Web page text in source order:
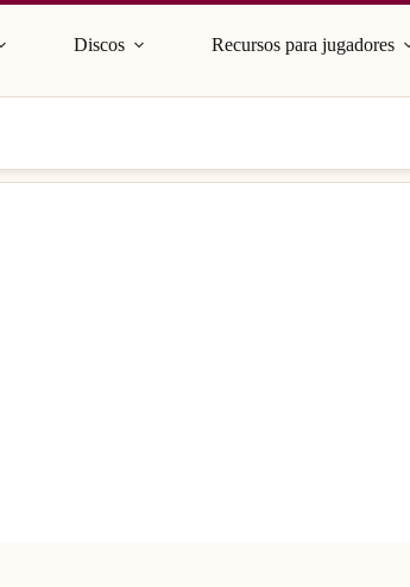
Discos Recursos para jugadores